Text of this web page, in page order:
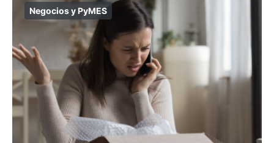
Negocios y PyMES